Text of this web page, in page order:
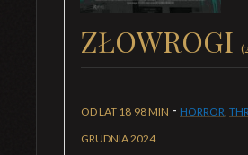
ZŁOWROGI
OD LAT 18 98 MIN - HORROR,
GRUDNIA 2024